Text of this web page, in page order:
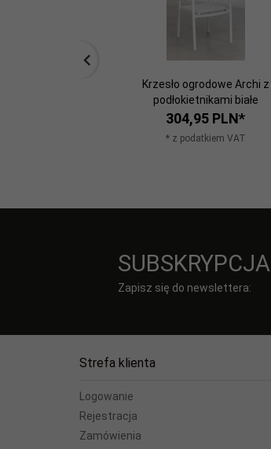
Krzesło ogrodowe Archi z
podłokietnikami białe
304,95 PLN*
* z podatkiem VAT
SUBSKRYPCJA
Zapisz się do newslettera:
Strefa klienta
Logowanie
Rejestracja
Zamówienia